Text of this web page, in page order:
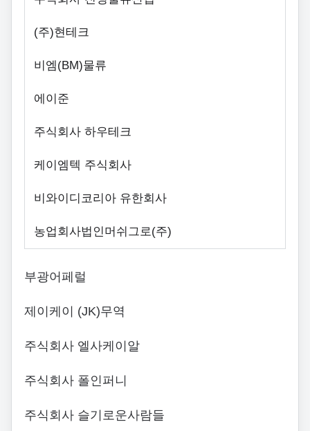
(주)현테크
비엠(BM)물류
에이준
주식회사 하우테크
케이엠텍 주식회사
비와이디코리아 유한회사
농업회사법인머쉬그로(주)
부광어페럴
제이케이 (JK)무역
주식회사 엘사케이알
주식회사 폴인퍼니
주식회사 슬기로운사람들